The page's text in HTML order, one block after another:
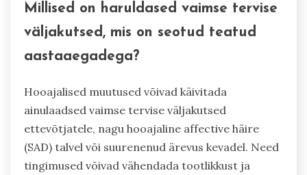
Millised on haruldased vaimse tervise
väljakutsed, mis on seotud teatud
aastaaegadega?
Hooajalised muutused võivad käivitada
ainulaadsed vaimse tervise väljakutsed
ettevõtjatele, nagu hooajaline affective häire
(SAD) talvel või suurenenud ärevus kevadel. Need
tingimused võivad vähendada tootlikkust ja